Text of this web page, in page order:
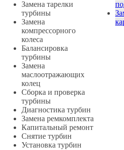
Замена тарелки
турбины
Замена
компрессорного
колеса
Балансировка
турбины
Замена
маслоотражающих
колец
Сборка и проверка
турбины
Диагностика турбин
Замена ремкомплекта
Капитальный ремонт
Снятие турбин
Установка турбин